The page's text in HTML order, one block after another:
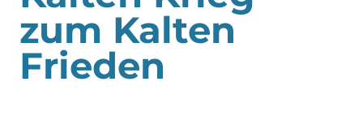
zum Kalten
Frieden